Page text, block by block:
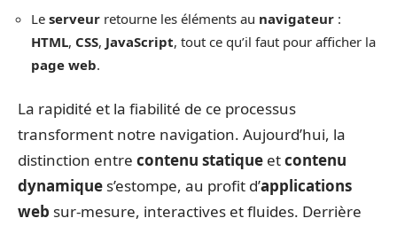
Le serveur retourne les éléments au navigateur :
HTML, CSS, JavaScript, tout ce qu’il faut pour afficher la
page web.
La rapidité et la fiabilité de ce processus
transforment notre navigation. Aujourd’hui, la
distinction entre contenu statique etcontenu
dynamique s’estompe, au profit d’applications
web sur-mesure, interactives et fluides. Derrière